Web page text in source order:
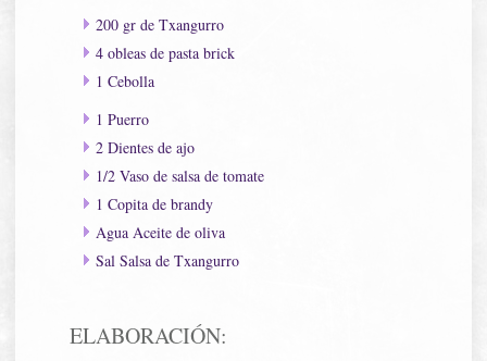
200 gr de Txangurro
4 obleas de pasta brick
1 Cebolla
1 Puerro
2 Dientes de ajo
1/2 Vaso de salsa de tomate
1 Copita de brandy
Agua Aceite de oliva
Sal Salsa de Txangurro
ELABORACIÓN: